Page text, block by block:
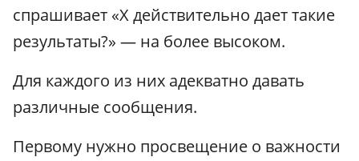
спрашивает «X действительно дает такие
результаты?» — на более высоком.
Для каждого из них адекватно давать
различные сообщения.
Первому нужно просвещение о важности